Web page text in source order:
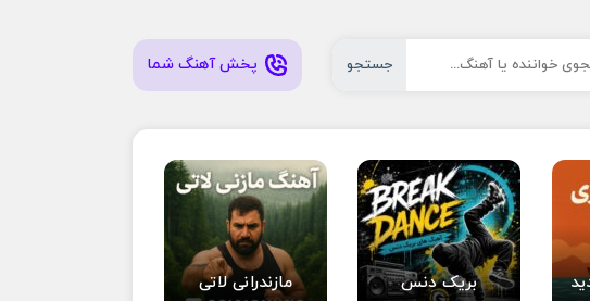
جستجو پخش آهنگ شما
بریک دنس مازندرانی لاتی